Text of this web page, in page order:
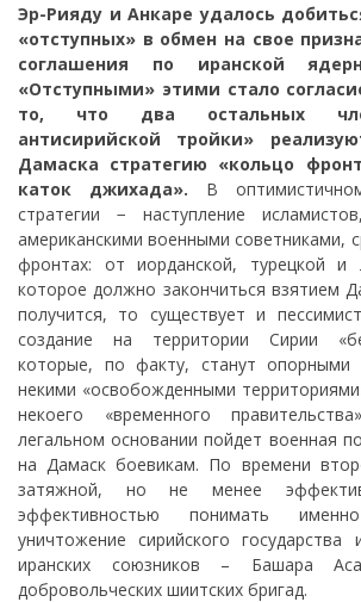
Эр-Рияду и Анкаре удалось
«отступных» в обмен на свое
соглашения по иранской
«Отступными» этими стало
то, что два остальных
антисирийской тройки»
Дамаска стратегию «кольцо
каток джихада». В
стратегии − наступление
американскими военными советниками,
фронтах: от иорданской, турецкой и
которое должно закончиться взятием
получится, то существует и
создание на территории Сирии
которые, по факту, станут опорными
некими «освобожденными
некоего «временного
легальном основании пойдет военная
на Дамаск боевикам. По времени
затяжной, но не менее
эффективностью понимать
уничтожение сирийского
иранских союзников – Башара
добровольческих шиитских бригад.